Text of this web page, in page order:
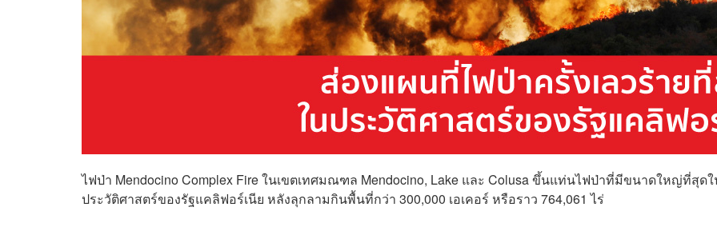
ไฟป่า Mendocino Complex Fire ในเขตเทศมณฑล Mendocino, Lake และ Colusa ขึ้นแท่นไฟป่าที่มีขนาดใหญ่ที่สุด
ประวัติศาสตร์ของรัฐแคลิฟอร์เนีย หลังลุกลามกินพื้นที่กว่า 300,000 เอเคอร์ หรือราว 764,061 ไร่